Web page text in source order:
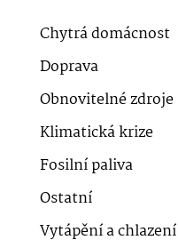
Chytrá domácnost
Doprava
Obnovitelné zdroje
Klimatická krize
Fosilní paliva
Ostatní
Vytápění a chlazení